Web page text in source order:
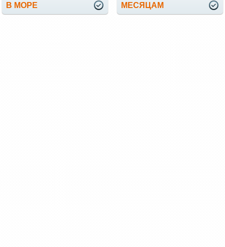
В МОРЕ
МЕСЯЦАМ